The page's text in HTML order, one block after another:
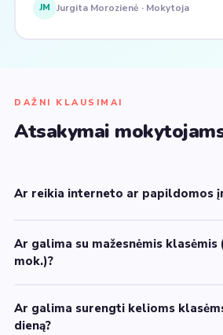
JM Jurgita Morozienė · Mokytoja
DAŽNI KLAUSIMAI
Atsakymai
Ar reikia interneto ar papildomos
Ar galima su mažesnėmis klasėmis
mok.)?
Ar galima surengti kelioms
dieną?